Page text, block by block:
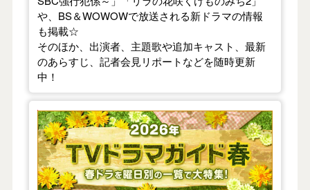
や、BS＆WOWOWで放送される新ドラマの情報
も掲載☆
そのほか、出演者、主題歌や追加キャスト、最新
のあらすじ、記者会見リポートなどを随時更新
中！
【2026年春】TVドラマガイド